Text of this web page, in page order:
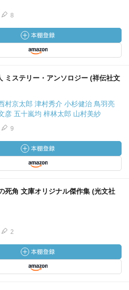
8
ミステリー・アンソロジー (祥伝社文
村京太郎 津村秀介 小杉健治 鳥羽亮
彦 五十嵐均 梓林太郎 山村美紗
9
死角 文庫オリジナル傑作集 (光文社
2